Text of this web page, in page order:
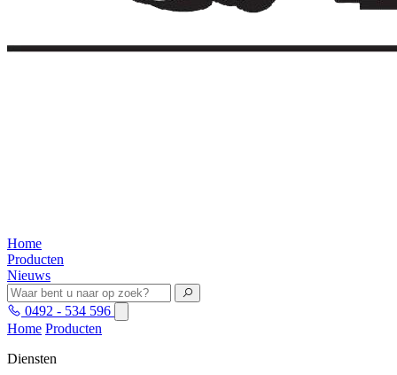
Home
Producten
Nieuws
0492 - 534 596
Home Producten
Diensten